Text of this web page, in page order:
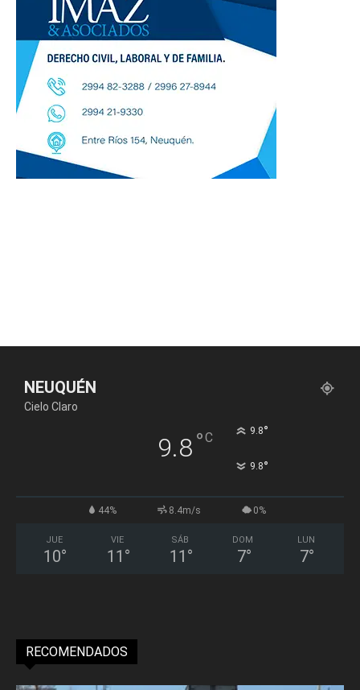
NEUQUÉN
Cielo Claro
9.8°C 9.8°
9.8°
44% 8.4m/s 0%
JUE
10°
VIE
11 °
SÁB
11 °
DOM
7°
LUN
7°
RECOMENDADOS